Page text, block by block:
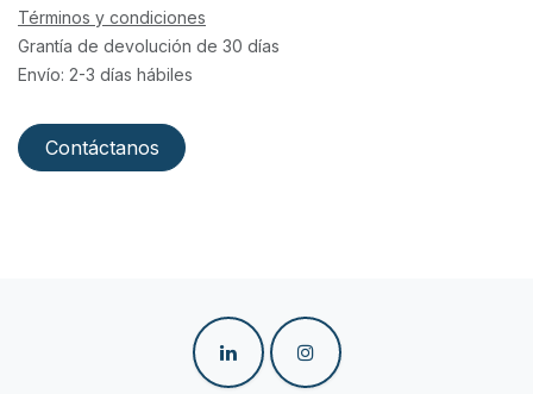
Términos y condiciones
Grantía de devolución de 30 días
Envío: 2-3 días hábiles
Contáctanos